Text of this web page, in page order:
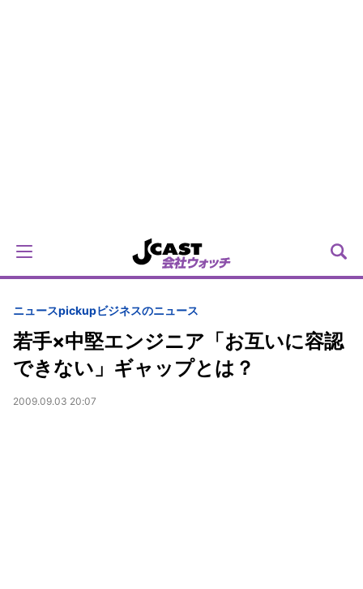
ニュースpickupビジネスのニュース
若手×中堅エンジニア「お互いに容認
できない」ギャップとは？
2009.09.03 20:07